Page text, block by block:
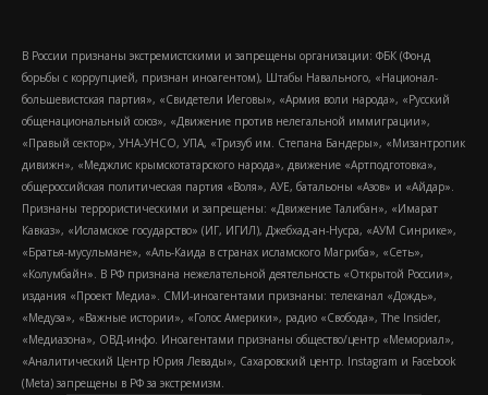
В России признаны экстремистскими и запрещены организации: ФБК (Фонд
борьбы с коррупцией, признан иноагентом), Штабы Навального, «Национал-
большевистская партия», «Свидетели Иеговы», «Армия воли народа», «Русский
общенациональный союз», «Движение против нелегальной иммиграции»,
«Правый сектор», УНА-УНСО, УПА, «Тризуб им. Степана Бандеры», «Мизантропик
дивижн», «Меджлис крымскотатарского народа», движение «Артподготовка»,
общероссийская политическая партия «Воля», АУЕ, батальоны «Азов» и «Айдар».
Признаны террористическими и запрещены: «Движение Талибан», «Имарат
Кавказ», «Исламское государство» (ИГ, ИГИЛ), Джебхад-ан-Нусра, «АУМ Синрике»,
«Братья-мусульмане», «Аль-Каида в странах исламского Магриба», «Сеть»,
«Колумбайн». В РФ признана нежелательной деятельность «Открытой России»,
издания «Проект Медиа». СМИ-иноагентами признаны: телеканал «Дождь»,
«Медуза», «Важные истории», «Голос Америки», радио «Свобода», The Insider,
«Медиазона», ОВД-инфо. Иноагентами признаны общество/центр «Мемориал»,
«Аналитический Центр Юрия Левады», Сахаровский центр. Instagram и Facebook
(Metа) запрещены в РФ за экстремизм.